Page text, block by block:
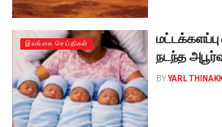
இலங்கை செய்திகள்
நடந்த
BYYARL